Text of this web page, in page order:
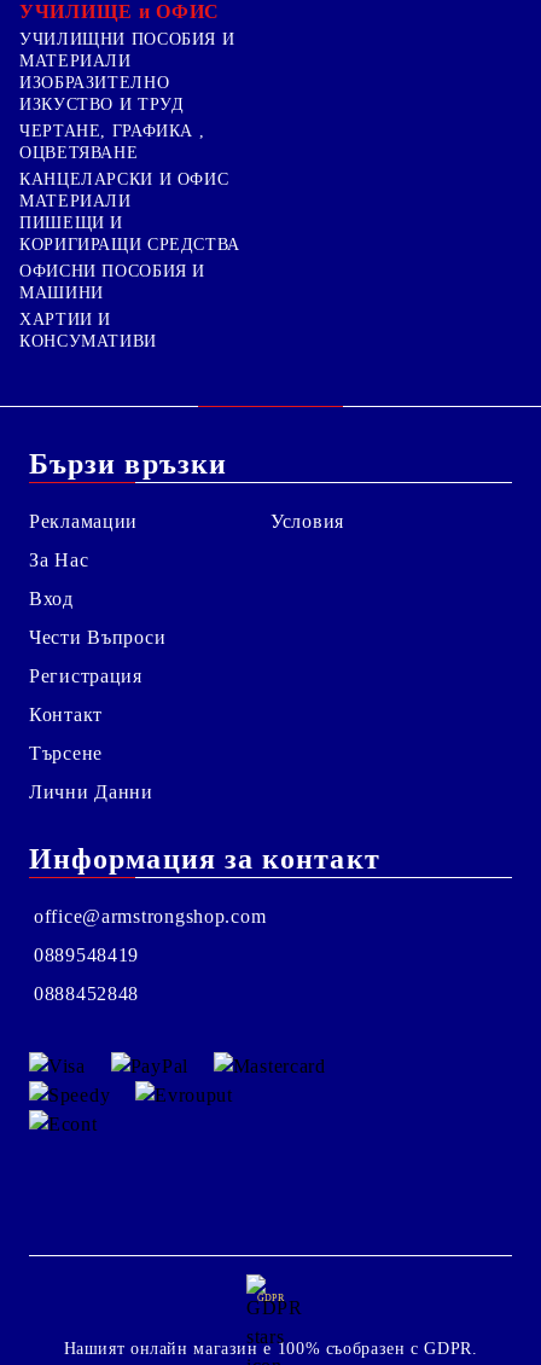
УЧИЛИЩЕ и ОФИС
УЧИЛИЩНИ ПОСОБИЯ И
МАТЕРИАЛИ
ИЗОБРАЗИТЕЛНО
ИЗКУСТВО И ТРУД
ЧЕРТАНЕ, ГРАФИКА ,
ОЦВЕТЯВАНЕ
КАНЦЕЛАРСКИ И ОФИС
МАТЕРИАЛИ
ПИШЕЩИ И
КОРИГИРАЩИ СРЕДСТВА
ОФИСНИ ПОСОБИЯ И
МАШИНИ
ХАРТИИ И
КОНСУМАТИВИ
Бързи връзки
Рекламации
За Нас
Вход
Чести Въпроси
Регистрация
Контакт
Търсене
Лични Данни
Условия
Информация за контакт
office@armstrongshop.com
0889548419
0888452848
GDPR
Нашият онлайн магазин е 100% съобразен с GDPR.